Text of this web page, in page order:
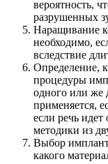
вероятность,
разрушенных
Наращивание
необходимо,
вследствие
Определение,
процедуры
одного или же
применяется,
если речь идет
методики из
Выбор
какого